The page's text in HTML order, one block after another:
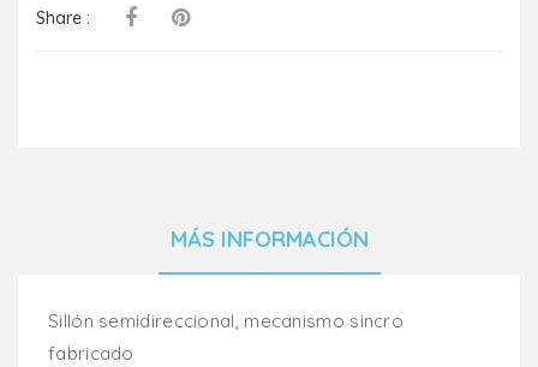
Share :
MÁS INFORMACIÓN
Sillón semidireccional, mecanismo sincro
fabricado